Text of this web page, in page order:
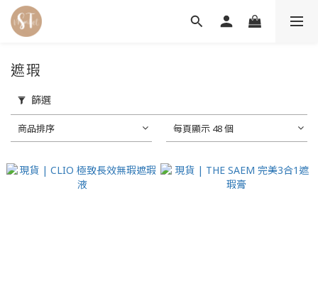
遮瑕
篩選
商品排序 每頁顯示 48 個